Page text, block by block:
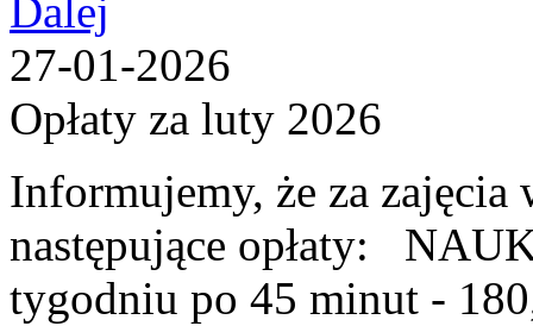
Dalej
27-01-2026
Opłaty za luty 2026
Informujemy, że za
następujące opłaty:
tygodniu po 45 minut -